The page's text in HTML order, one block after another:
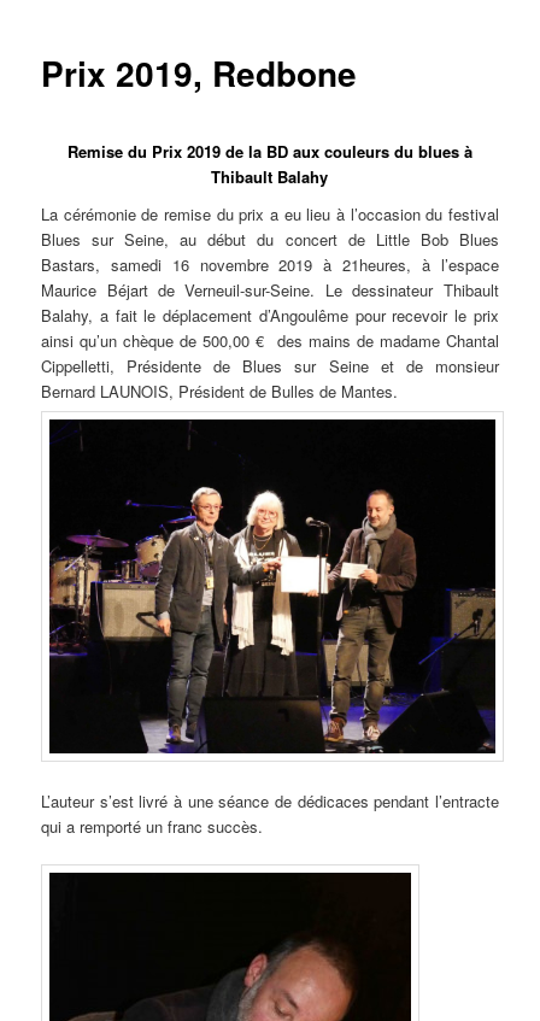
Prix 2019, Redbone
Remise du Prix 2019 de la BD aux couleurs du blues à
Thibault Balahy
La cérémonie de remise du prix a eu lieu à l’occasion du festival
Blues sur Seine, au début du concert de Little Bob Blues
Bastars, samedi 16 novembre 2019 à 21heures, à l’espace
Maurice Béjart de Verneuil-sur-Seine. Le dessinateur Thibault
Balahy, a fait le déplacement d’Angoulême pour recevoir le prix
ainsi qu’un chèque de 500,00 € des mains de madame Chantal
Cippelletti, Présidente de Blues sur Seine et de monsieur
Bernard LAUNOIS, Président de Bulles de Mantes.
L’auteur s’est livré à une séance de dédicaces pendant l’entracte
qui a remporté un franc succès.